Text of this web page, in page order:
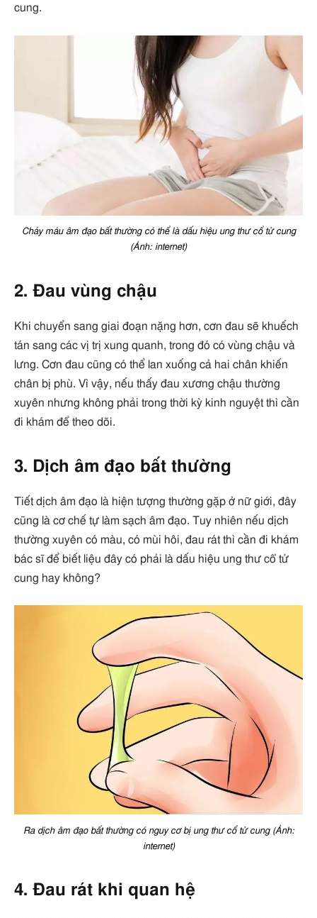
cung.
Chảy máu âm đạo bất thường có thể là dấu hiệu ung thư cổ tử cung
(Ảnh: internet)
2. Đau vùng chậu
Khi chuyển sang giai đoạn nặng hơn, cơn đau sẽ khuếch
tán sang các vị trị xung quanh, trong đó có vùng chậu và
lưng. Cơn đau cũng có thể lan xuống cả hai chân khiến
chân bị phù. Vì vậy, nếu thấy đau xương chậu thường
xuyên nhưng không phải trong thời kỳ kinh nguyệt thì cần
đi khám để theo dõi.
3. Dịch âm đạo bất thường
Tiết dịch âm đạo là hiện tượng thường gặp ở nữ giới, đây
cũng là cơ chế tự làm sạch âm đạo. Tuy nhiên nếu dịch
thường xuyên có màu, có mùi hôi, đau rát thì cần đi khám
bác sĩ để biết liệu đây có phải là dấu hiệu ung thư cổ tử
cung hay không?
Ra dịch âm đạo bất thường có nguy cơ bị ung thư cổ tử cung (Ảnh:
internet)
4. Đau rát khi quan hệ